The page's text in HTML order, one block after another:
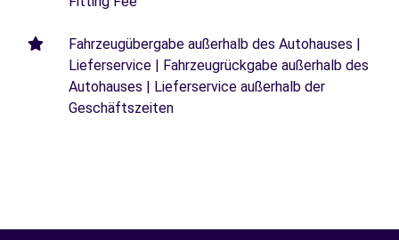
Fahrzeugübergabe außerhalb des Autohauses |
Lieferservice | Fahrzeugrückgabe außerhalb des
Autohauses | Lieferservice außerhalb der
Geschäftszeiten